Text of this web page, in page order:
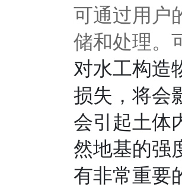
可通过用户
储和处理。
对水工构造
损失，将会
会引起土体
然地基的强
有非常重要